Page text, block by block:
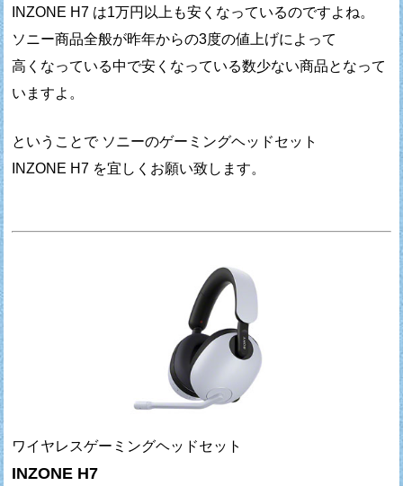
INZONE H7 は1万円以上も安くなっているのですよね。
ソニー商品全般が昨年からの3度の値上げによって
高くなっている中で安くなっている数少ない商品となって
いますよ。
ということで ソニーのゲーミングヘッドセット
INZONE H7 を宜しくお願い致します。
ワイヤレスゲーミングヘッドセット
INZONE H7